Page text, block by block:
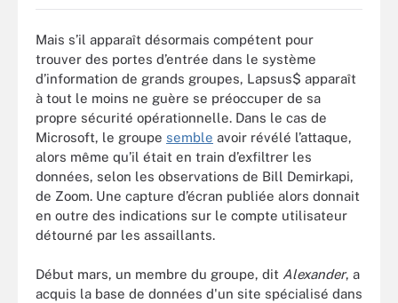
Mais s’il apparaît désormais compétent pour
trouver des portes d’entrée dans le système
d’information de grands groupes, Lapsus$ apparaît
à tout le moins ne guère se préoccuper de sa
propre sécurité opérationnelle. Dans le cas de
Microsoft, le groupe semble avoir révélé l’attaque,
alors même qu’il était en train d’exfiltrer les
données, selon les observations de Bill Demirkapi,
de Zoom. Une capture d’écran publiée alors donnait
en outre des indications sur le compte utilisateur
détourné par les assaillants.
Début mars, un membre du groupe, dit Alexander, a
acquis la base de données d'un site spécialisé dans